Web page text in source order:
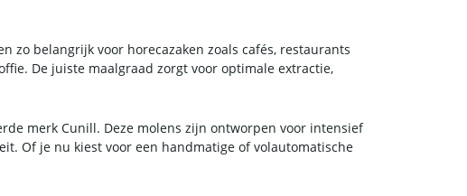
zo belangrijk voor horecazaken zoals cafés, restaurants
De juiste maalgraad zorgt voor optimale extractie,
merk Cunill. Deze molens zijn ontworpen voor intensief
Of je nu kiest voor een handmatige of volautomatische